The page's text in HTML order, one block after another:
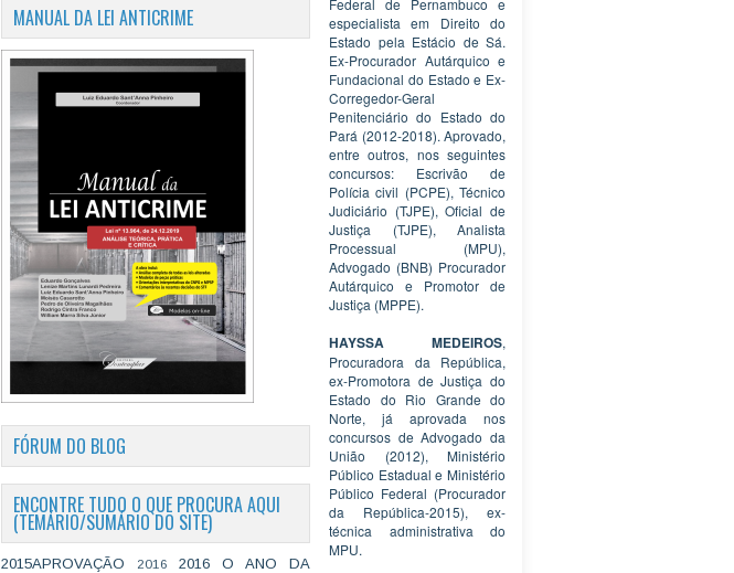
MANUAL DA LEI ANTICRIME
FÓRUM DO BLOG
ENCONTRE TUDO O QUE PROCURA AQUI
(TEMÁRIO/SUMÁRIO DO SITE)
2015APROVAÇÃO 2016
2016 O ANO DA
Federal de Pernambuco e
especialista em Direito do
Estado pela Estácio de Sá.
Ex-Procurador Autárquico e
Fundacional do Estado e Ex-
Corregedor-Geral
Penitenciário do Estado do
Pará (2012-2018). Aprovado,
entre outros, nos seguintes
concursos: Escrivão de
Polícia civil (PCPE), Técnico
Judiciário (TJPE), Oficial de
Justiça (TJPE), Analista
Processual (MPU),
Advogado (BNB) Procurador
Autárquico e Promotor de
Justiça (MPPE).
HAYSSA MEDEIROS,
Procuradora da República,
ex-Promotora de Justiça do
Estado do Rio Grande do
Norte, já aprovada nos
concursos de Advogado da
União (2012), Ministério
Público Estadual e Ministério
Público Federal (Procurador
da República-2015), ex-
técnica administrativa do
MPU.